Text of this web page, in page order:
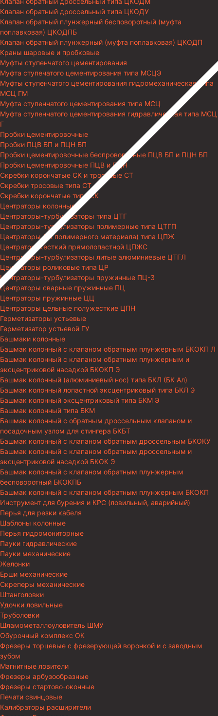
Клапан обратный дроссельный типа ЦКОДУ
Клапан обратный плунжерный бесповоротный (муфта
поплавковая) ЦКОДПБ
Клапан обратный плунжерный (муфта поплавковая) ЦКОДП
Краны шаровые и пробковые
Муфты ступенчатого цементирования
Муфта ступечатого цементирования типа МСЦЭ
Муфты ступенчатого цементирования гидромеханическая типа
МСЦ ГМ
Муфта ступенчатого цементирования типа МСЦ
Муфта ступенчатого цементирования гидравлическая типа МСЦ
Г
Пробки цементировочные
Пробки ПЦВ БП и ПЦН БП
Пробки цементировочные беспроворотные ПЦВ БП и ПЦН БП
Пробки цементировочные ПЦВ и ПЦН
Скребки корончатые СК и тросовые СТ
Скребки тросовые типа СТ
Скребки корончатые типа СК
Центраторы колонные
Центраторы-турбулизаторы типа ЦТГ
Центраторы-турбулизаторы полимерные типа ЦТГП
Центраторы (из полимерного материала) типа ЦПЖ
Центратор жесткий прямолопастной ЦПЖС
Центраторы-турбулизаторы литые алюминиевые ЦТГЛ
Центраторы роликовые типа ЦР
Центраторы-турбулизаторы пружинные ПЦ-3
Центраторы сварные пружинные ПЦ
Центраторы пружинные ЦЦ
Центраторы цельные полужесткие ЦПН
Герметизаторы устьевые
Герметизатор устьевой ГУ
Башмаки колонные
Башмак колонный с клапаном обратным плунжерным БКОКП Л
Башмак колонный с клапаном обратным плунжерным и
эксцентриковой насадкой БКОКП Э
Башмак колонный (алюминиевый нос) типа БКЛ (БК Ал)
Башмак колонный лопастной эксцентриковый типа БКЛ Э
Башмак колонный эксцентриковый типа БКМ Э
Башмак колонный типа БКМ
Башмак колонный с обратным дроссельным клапаном и
посадочным узлом для стингера БКБТ
Башмак колонный с клапаном обратным дроссельным БКОКУ
Башмак колонный с клапаном обратным дроссельным и
эксцентриковой насадкой БКОК Э
Башмак колонный с клапаном обратным плунжерным
бесповоротный БКОКПБ
Башмак колонный с клапаном обратным плунжерным БКОКП
Инструмент для бурения и КРС (ловильный, аварийный)
Перья для резки кабеля
Шаблоны колонные
Перья гидромониторные
Пауки гидравлические
Пауки механические
Желонки
Ерши механические
Скреперы механические
Штанголовки
Удочки ловильные
Труболовки
Шламометаллоуловитель ШМУ
Обурочный комплекс ОК
Фрезеры торцевые с фрезерующей воронкой и с заводным
зубом
Магнитные ловители
Фрезеры арбузообразные
Фрезеры стартово-оконные
Печати свинцовые
Калибраторы расширители